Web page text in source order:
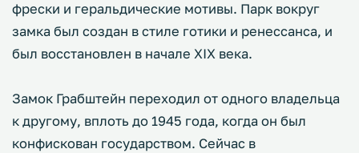
фрески и геральдические мотивы. Парк вокруг
замка был создан в стиле готики и ренессанса, и
был восстановлен в начале XIX века.
Замок Грабштейн переходил от одного владельца
к другому, вплоть до 1945 года, когда он был
конфискован государством. Сейчас в